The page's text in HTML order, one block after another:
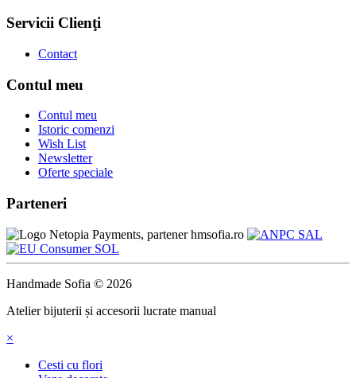
Servicii Clienţi
Contact
Contul meu
Contul meu
Istoric comenzi
Wish List
Newsletter
Oferte speciale
Parteneri
Handmade Sofia © 2026
Atelier bijuterii și accesorii lucrate manual
×
Cesti cu flori